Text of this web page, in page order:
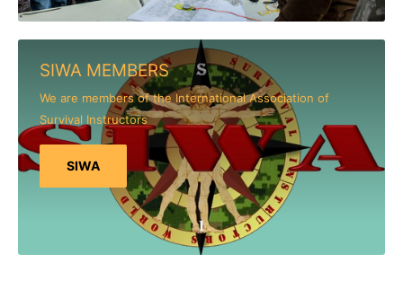
SIWA MEMBERS
We are members of the International Association of
Survival Instructors
SIWA